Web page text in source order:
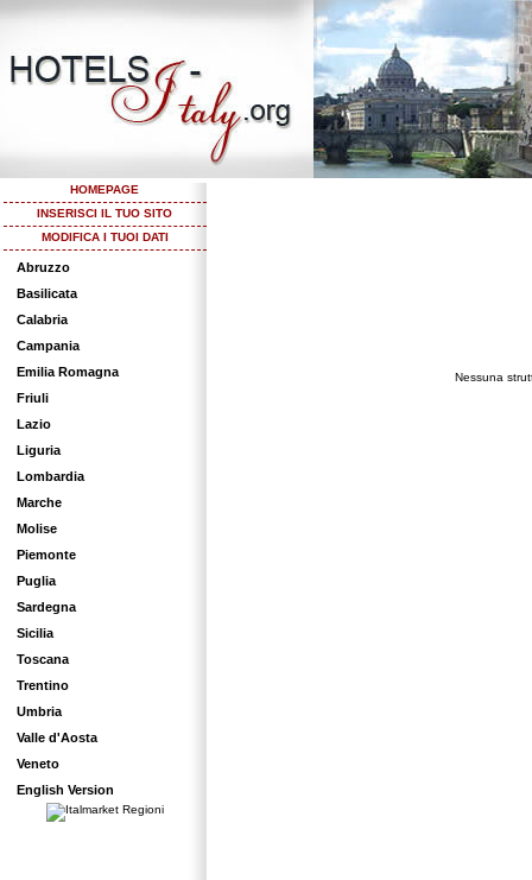
HOMEPAGE
INSERISCI IL TUO SITO
MODIFICA I TUOI DATI
Abruzzo
Basilicata
Calabria
Campania
Emilia Romagna
Friuli
Lazio
Liguria
Lombardia
Marche
Molise
Piemonte
Puglia
Sardegna
Sicilia
Toscana
Trentino
Umbria
Valle d'Aosta
Veneto
English Version
Nessuna